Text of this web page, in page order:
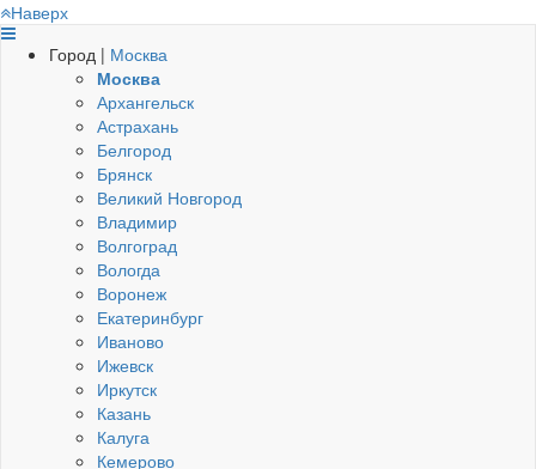
Наверх
Город | Москва
Москва
Архангельск
Астрахань
Белгород
Брянск
Великий Новгород
Владимир
Волгоград
Вологда
Воронеж
Екатеринбург
Иваново
Ижевск
Иркутск
Казань
Калуга
Кемерово